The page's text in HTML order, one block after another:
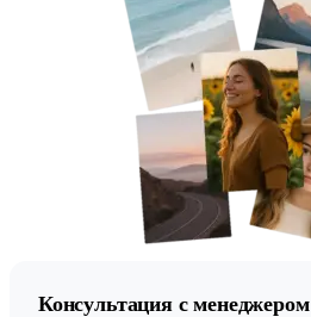
Консультация с менеджером